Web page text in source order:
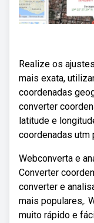
Realize os
mais exata,
coordenadas
converter
latitude e
coordenadas utm
Webconverta e
Converter
converter e
mais populares,.
muito rápido e